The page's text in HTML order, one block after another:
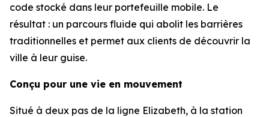
code stocké dans leur portefeuille mobile. Le
résultat : un parcours fluide qui abolit les barrières
traditionnelles et permet aux clients de découvrir la
ville à leur guise.
Conçu pour une vie en mouvement
Situé à deux pas de la ligne Elizabeth, à la station